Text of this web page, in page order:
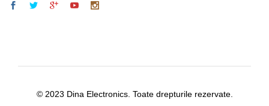
© 2023 Dina Electronics. Toate drepturile rezervate.